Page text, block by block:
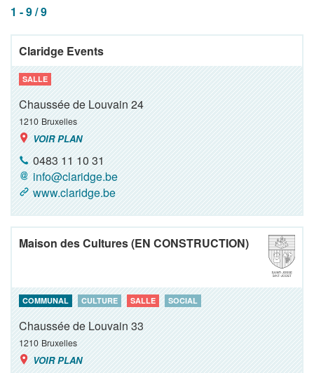
1 - 9 / 9
Claridge Events
SALLE
Chaussée de Louvain 24
1210 Bruxelles
VOIR PLAN
0483 11 10 31
info@claridge.be
www.claridge.be
Maison des Cultures (EN CONSTRUCTION)
COMMUNAL CULTURE SALLE SOCIAL
Chaussée de Louvain 33
1210 Bruxelles
VOIR PLAN